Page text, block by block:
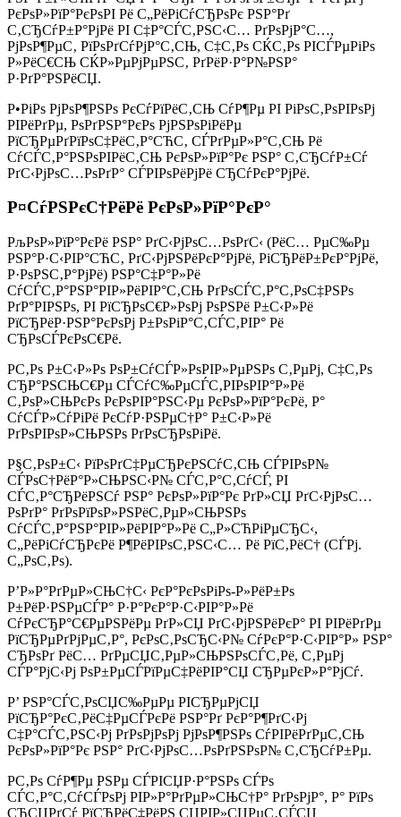
РєРѕР»РїР°РєРѕРІ Рё С„РёРіСѓСЂРѕРє РЅР°Рґ
С‚СЂСѓР±Р°РјРё РІ С‡Р°СЃС‚РЅС‹С… РґРѕРјР°С…,
РјРѕР¶РµС‚ РїРѕРґСѓРјР°С‚СЊ, С‡С‚Рѕ СЌС‚Рѕ РІСЃРµРіРѕ
Р»РёС€СЊ СЌР»РµРјРµРЅС‚ РґРёР·Р°Р№РЅР°
Р·РґР°РЅРёСЏ.
Р•РіРѕ РјРѕР¶РЅРѕ РєСѓРїРёС‚СЊ СѓР¶Рµ РІ РіРѕС‚РѕРІРѕРј
РІРёРґРµ, РѕРґРЅР°РєРѕ РјРЅРѕРіРёРµ
РїСЂРµРґРїРѕС‡РёС‚Р°СЋС‚ СЃРґРµР»Р°С‚СЊ Рё
СѓСЃС‚Р°РЅРѕРІРёС‚СЊ РєРѕР»РїР°Рє РЅР° С‚СЂСѓР±Сѓ
РґС‹РјРѕС…РѕРґР° СЃРІРѕРёРјРё СЂСѓРєР°РјРё.
Р¤СѓРЅРєС†РёРё РєРѕР»РїР°РєР°
РљРѕР»РїР°РєРё РЅР° РґС‹РјРѕС…РѕРґС‹ (РёС… РµС‰Рµ
РЅР°Р·С‹РІР°СЋС‚ РґС‹РјРЅРёРєР°РјРё, РіСЂРёР±РєР°РјРё,
Р·РѕРЅС‚Р°РјРё) РЅР°С‡Р°Р»Рё
СѓСЃС‚Р°РЅР°РІР»РёРІР°С‚СЊ РґРѕСЃС‚Р°С‚РѕС‡РЅРѕ
РґР°РІРЅРѕ, РІ РїСЂРѕС€Р»РѕРј РѕРЅРё Р±С‹Р»Рё
РїСЂРёР·РЅР°РєРѕРј Р±РѕРіР°С‚СЃС‚РІР° Рё
СЂРѕСЃРєРѕС€Рё.
Р­С‚Рѕ Р±С‹Р»Рѕ РѕР±СѓСЃР»РѕРІР»РµРЅРѕ С‚РµРј, С‡С‚Рѕ
СЂР°РЅСЊС€Рµ СЃСѓС‰РµСЃС‚РІРѕРІР°Р»Рё
С‚РѕР»СЊРєРѕ РєРѕРІР°РЅС‹Рµ РєРѕР»РїР°РєРё, Р°
СѓСЃР»СѓРіРё РєСѓР·РЅРµС†Р° Р±С‹Р»Рё
РґРѕРІРѕР»СЊРЅРѕ РґРѕСЂРѕРіРё.
Р§С‚РѕР±С‹ РїРѕРґС‡РµСЂРєРЅСѓС‚СЊ СЃРІРѕР№
СЃРѕС†РёР°Р»СЊРЅС‹Р№ СЃС‚Р°С‚СѓСЃ, РІ
СЃС‚Р°СЂРёРЅСѓ РЅР° РєРѕР»РїР°Рє РґР»СЏ РґС‹РјРѕС…
РѕРґР° РґРѕРїРѕР»РЅРёС‚РµР»СЊРЅРѕ
СѓСЃС‚Р°РЅР°РІР»РёРІР°Р»Рё С„Р»СЋРіРµСЂС‹,
С„РёРіСѓСЂРєРё Р¶РёРІРѕС‚РЅС‹С… Рё РїС‚РёС† (СЃРј.
С„РѕС‚Рѕ).
Р’Р»Р°РґРµР»СЊС†С‹ РєР°РєРѕРіРѕ-Р»РёР±Рѕ
Р±РёР·РЅРµСЃР° Р·Р°РєР°Р·С‹РІР°Р»Рё
СѓРєСЂР°С€РµРЅРёРµ РґР»СЏ РґС‹РјРЅРёРєР° РІ РІРёРґРµ
РїСЂРµРґРјРµС‚Р°, РєРѕС‚РѕСЂС‹Р№ СѓРєР°Р·С‹РІР°Р» РЅР°
СЂРѕРґ РёС… РґРµСЏС‚РµР»СЊРЅРѕСЃС‚Рё, С‚РµРј
СЃР°РјС‹Рј РѕР±РµСЃРїРµС‡РёРІР°СЏ СЂРµРєР»Р°РјСѓ.
Р’ РЅР°СЃС‚РѕСЏС‰РµРµ РІСЂРµРјСЏ
РїСЂР°РєС‚РёС‡РµСЃРєРё РЅР°Рґ РєР°Р¶РґС‹Рј
С‡Р°СЃС‚РЅС‹Рј РґРѕРјРѕРј РјРѕР¶РЅРѕ СѓРІРёРґРµС‚СЊ
РєРѕР»РїР°Рє РЅР° РґС‹РјРѕС…РѕРґРЅРѕР№ С‚СЂСѓР±Рµ.
Р­С‚Рѕ СѓР¶Рµ РЅРµ СЃРІСЏР·Р°РЅРѕ СЃРѕ
СЃС‚Р°С‚СѓСЃРѕРј РІР»Р°РґРµР»СЊС†Р° РґРѕРјР°, Р° РїРѕ
СЂСЏРґСѓ РїСЂРёС‡РёРЅ СЏРІР»СЏРµС‚СЃСЏ